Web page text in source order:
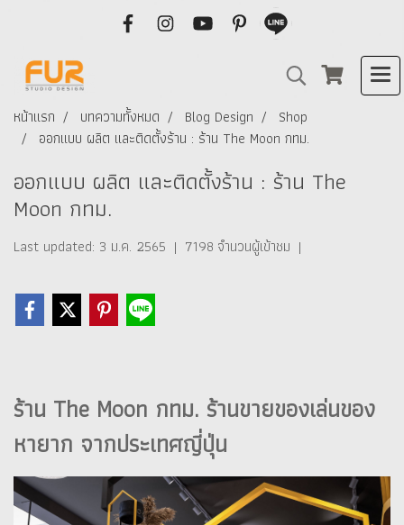
หน้าแรก บทความทั้งหมด Blog Design
Shop
ออกแบบ ผลิต และติดตั้งร้าน : ร้าน The Moon กทม.
ออกแบบ ผลิต และติดตั้งร้าน : ร้าน The
Moon กทม.
Last updated: 3 ม.ค. 2565 | 7198 จำนวนผู้เข้าชม |
ร้าน The Moon กทม. ร้านขายของเล่นของ
หายาก จากประเทศญี่ปุ่น